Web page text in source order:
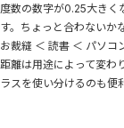
度数の数字が0.25大きく
す。ちょっと合わないか
お裁縫 ＜ 読書 ＜ パソコ
距離は用途によって変わ
ラスを使い分けるのも便